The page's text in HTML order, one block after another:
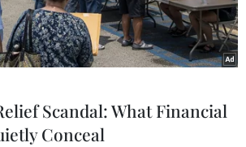
Scandal: What Financial
Conceal